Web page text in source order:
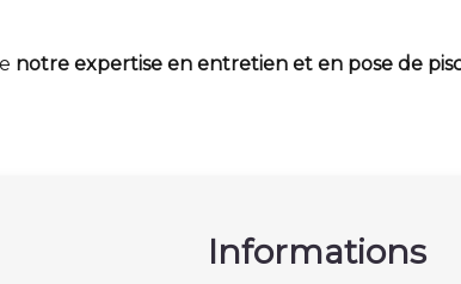
notre expertise en entretien et en pose de
Informations